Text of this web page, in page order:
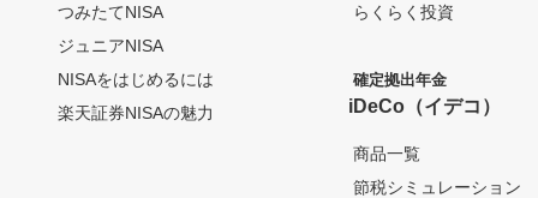
つみたてNISA
ジュニアNISA
NISAをはじめるには
楽天証券NISAの魅力
らくらく投資
確定拠出年金
iDeCo（イデコ）
商品一覧
節税シミュレーション